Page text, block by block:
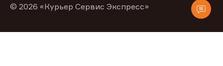
© 2026 «Курьер Сервис Экспресс»